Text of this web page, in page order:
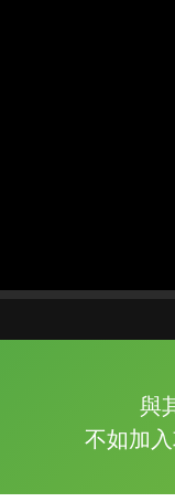
與
不如加